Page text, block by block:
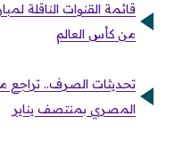
من كأس العالم
تحديثات الصرف.. تراجع
المصري بمنتصف يناير